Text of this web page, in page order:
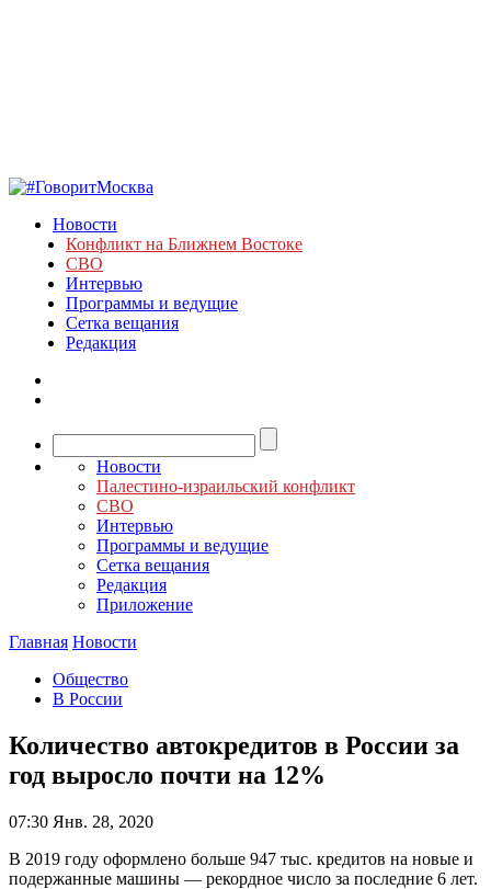
Новости
Конфликт на Ближнем Востоке
СВО
Интервью
Программы и ведущие
Сетка вещания
Редакция
Новости
Палестино-израильский конфликт
СВО
Интервью
Программы и ведущие
Сетка вещания
Редакция
Приложение
Главная Новости
Общество
В России
Количество автокредитов в России за
год выросло почти на 12%
07:30 Янв. 28, 2020
В 2019 году оформлено больше 947 тыс. кредитов на новые и
подержанные машины — рекордное число за последние 6 лет.